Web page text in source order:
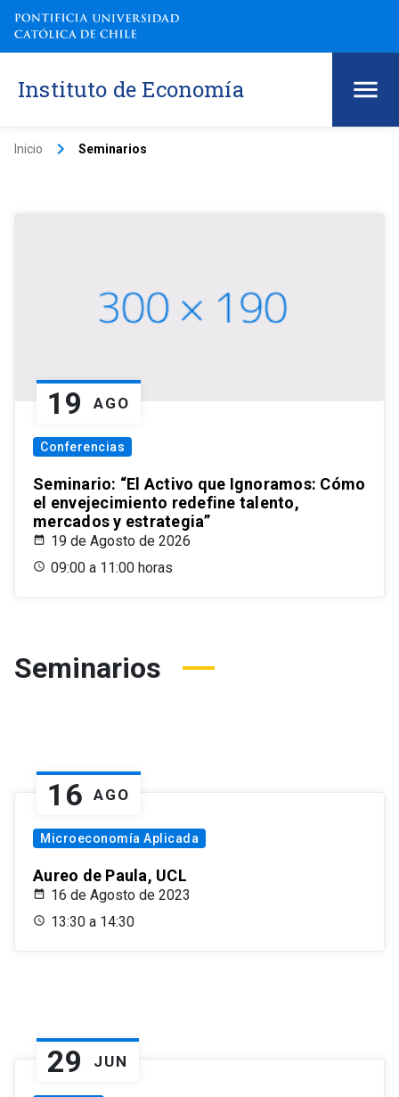
Instituto de Economía
Inicio keyboard_arrow_right Seminarios
19 AGO
Conferencias
Seminario: “El Activo que Ignoramos: Cómo
el envejecimiento redefine talento,
mercados y estrategia”
19 de Agosto de 2026
09:00 a 11:00 horas
Seminarios
16 AGO
Microeconomía Aplicada
Aureo de Paula, UCL
16 de Agosto de 2023
13:30 a 14:30
29 JUN